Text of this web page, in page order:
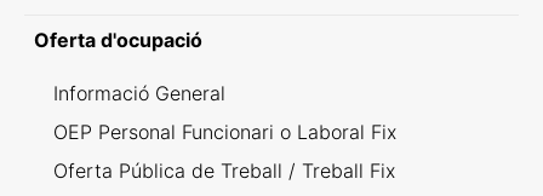
Oferta d'ocupació
Informació General
OEP Personal Funcionari o Laboral Fix
Oferta Pública de Treball / Treball Fix